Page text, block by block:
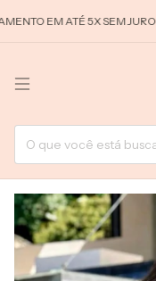
EM ATÉ 5X SEM JUROS